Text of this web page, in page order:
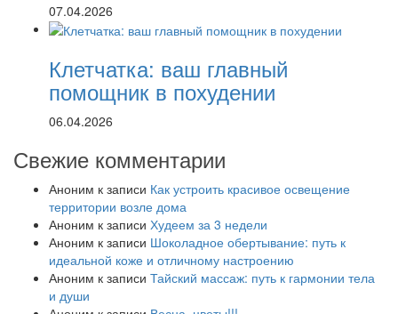
07.04.2026
Клетчатка: ваш главный
помощник в похудении
06.04.2026
Свежие комментарии
Аноним к записи Как устроить красивое освещение
территории возле дома
Аноним к записи Худеем за 3 недели
Аноним к записи Шоколадное обертывание: путь к
идеальной коже и отличному настроению
Аноним к записи Тайский массаж: путь к гармонии тела
и души